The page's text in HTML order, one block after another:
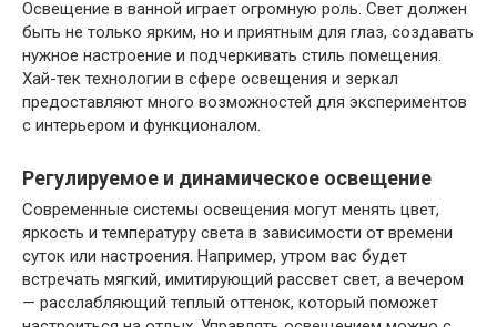
Освещение в ванной играет огромную роль. Свет должен
быть не только ярким, но и приятным для глаз, создавать
нужное настроение и подчеркивать стиль помещения.
Хай-тек технологии в сфере освещения и зеркал
предоставляют много возможностей для экспериментов
с интерьером и функционалом.
Регулируемое и динамическое освещение
Современные системы освещения могут менять цвет,
яркость и температуру света в зависимости от времени
суток или настроения. Например, утром вас будет
встречать мягкий, имитирующий рассвет свет, а вечером
— расслабляющий теплый оттенок, который поможет